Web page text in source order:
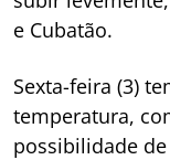
e Cubatão.
Sexta-feira (3)
temperatura,
possibilidade